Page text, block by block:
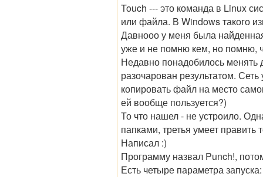
Touch --- это команда в Linux
или файла. В Windows такого
Давнооо у меня была
уже и не помню кем, но помню,
Недавно понадобилось менять
разочарован результатом.
копировать файл на место
ей вообще пользуется?)
То что нашел - не устроило.
папками, третья умеет править
Написал :)
Программу назвал Punch!,
Есть четыре параметра запуска: